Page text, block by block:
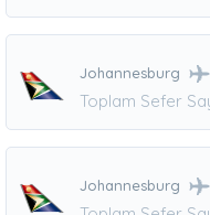
Johannesburg
Toplam Sefer
Johannesburg